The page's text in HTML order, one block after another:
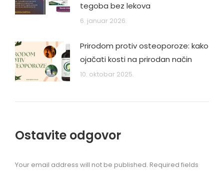
tegoba bez lekova
6. januar 2026.
Prirodom protiv osteoporoze: kako
ojačati kosti na prirodan način
10. oktobar 2025.
Ostavite odgovor
Your email address will not be published. Required fields